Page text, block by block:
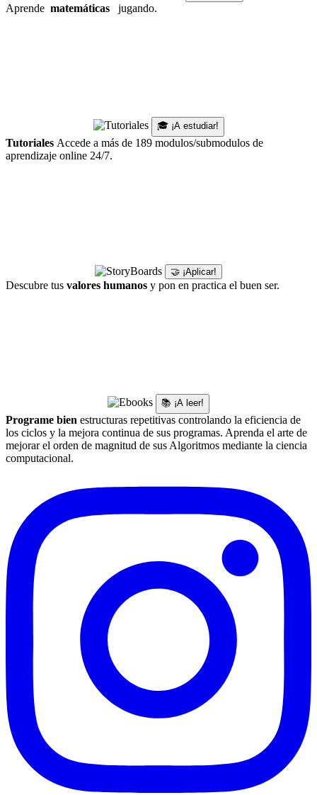
Aprende matemáticas jugando.
🎓 ¡A estudiar!
Tutoriales Accede a más de 189 modulos/submodulos de
aprendizaje online 24/7.
🤝 ¡Aplicar!
Descubre tus valores humanos y pon en practica el buen ser.
📚 ¡A leer!
Programe bien estructuras repetitivas controlando la eficiencia de
los ciclos y la mejora continua de sus programas. Aprenda el arte de
mejorar el orden de magnitud de sus Algoritmos mediante la ciencia
computacional.